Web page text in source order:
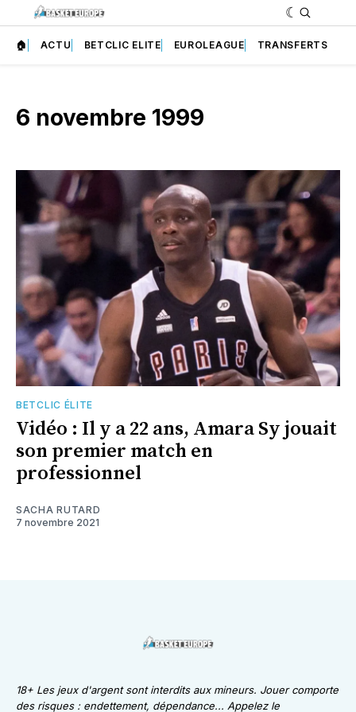
🏠 ACTU BETCLIC ELITE EUROLEAGUE TRANSFERTS
6 novembre 1999
BETCLIC ÉLITE
Vidéo : Il y a 22 ans, Amara Sy jouait
son premier match en
professionnel
SACHA RUTARD
7 novembre 2021
18+ Les jeux d'argent sont interdits aux mineurs. Jouer comporte
des risques : endettement, dépendance... Appelez le